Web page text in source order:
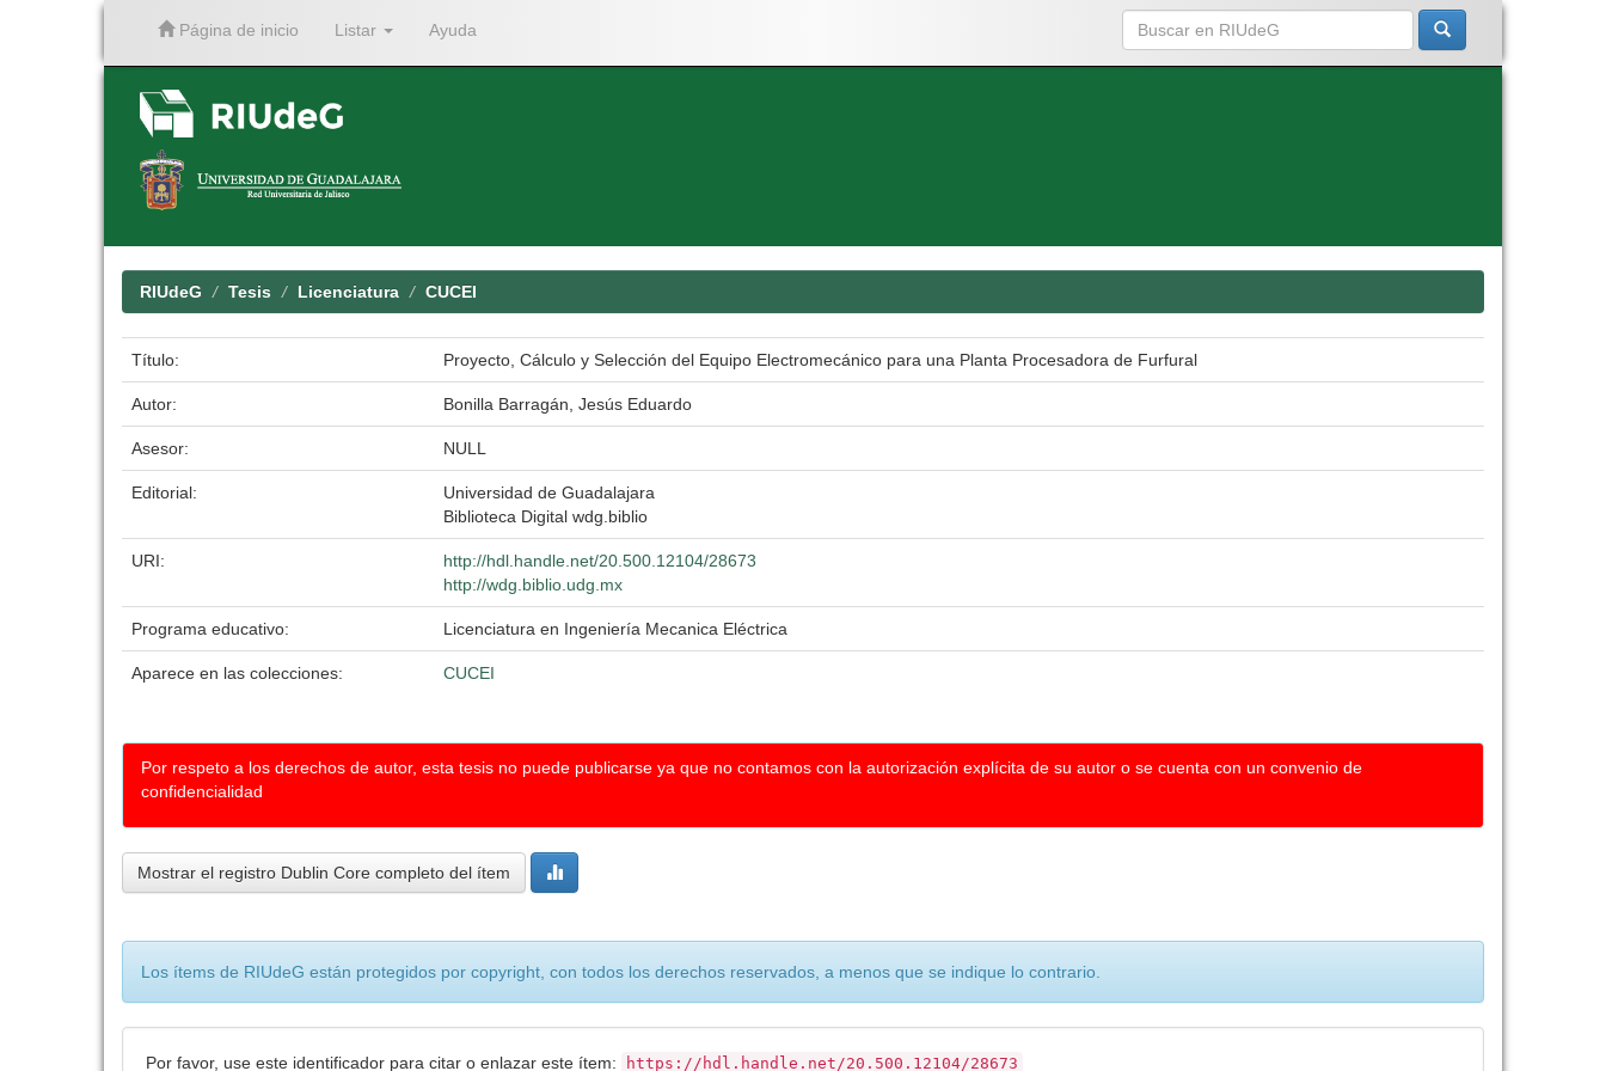
Página de inicio Listar Ayuda
RIUdeG Tesis Licenciatura CUCEI
Título: Proyecto, Cálculo y Selección del Equipo Electromecánico para una Planta Procesadora de Furfural
Autor: Bonilla Barragán, Jesús Eduardo
Asesor: NULL
Editorial:
Universidad de Guadalajara
Biblioteca Digital wdg.biblio
URI:
http://hdl.handle.net/20.500.12104/28673
http://wdg.biblio.udg.mx
Programa educativo: Licenciatura en Ingeniería Mecanica Eléctrica
Aparece en las colecciones: CUCEI
Por respeto a los derechos de autor, esta tesis no puede publicarse ya que no contamos con la autorización explícita de su autor o se cuenta con un convenio de
confidencialidad
Mostrar el registro Dublin Core completo del ítem
Los ítems de RIUdeG están protegidos por copyright, con todos los derechos reservados, a menos que se indique lo contrario.
Por favor, use este identificador para citar o enlazar este ítem: https://hdl.handle.net/20.500.12104/28673